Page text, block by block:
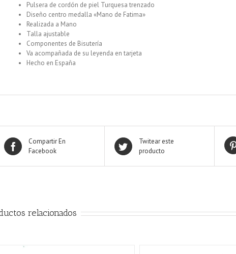
Pulsera de cordón de piel Turquesa trenzado
Diseño centro medalla «Mano de Fatima»
Realizada a Mano
Talla ajustable
Componentes de Bisutería
Va acompañada de su leyenda en tarjeta
Hecho en España
Compartir En
Facebook
Twitear este
producto
relacionados